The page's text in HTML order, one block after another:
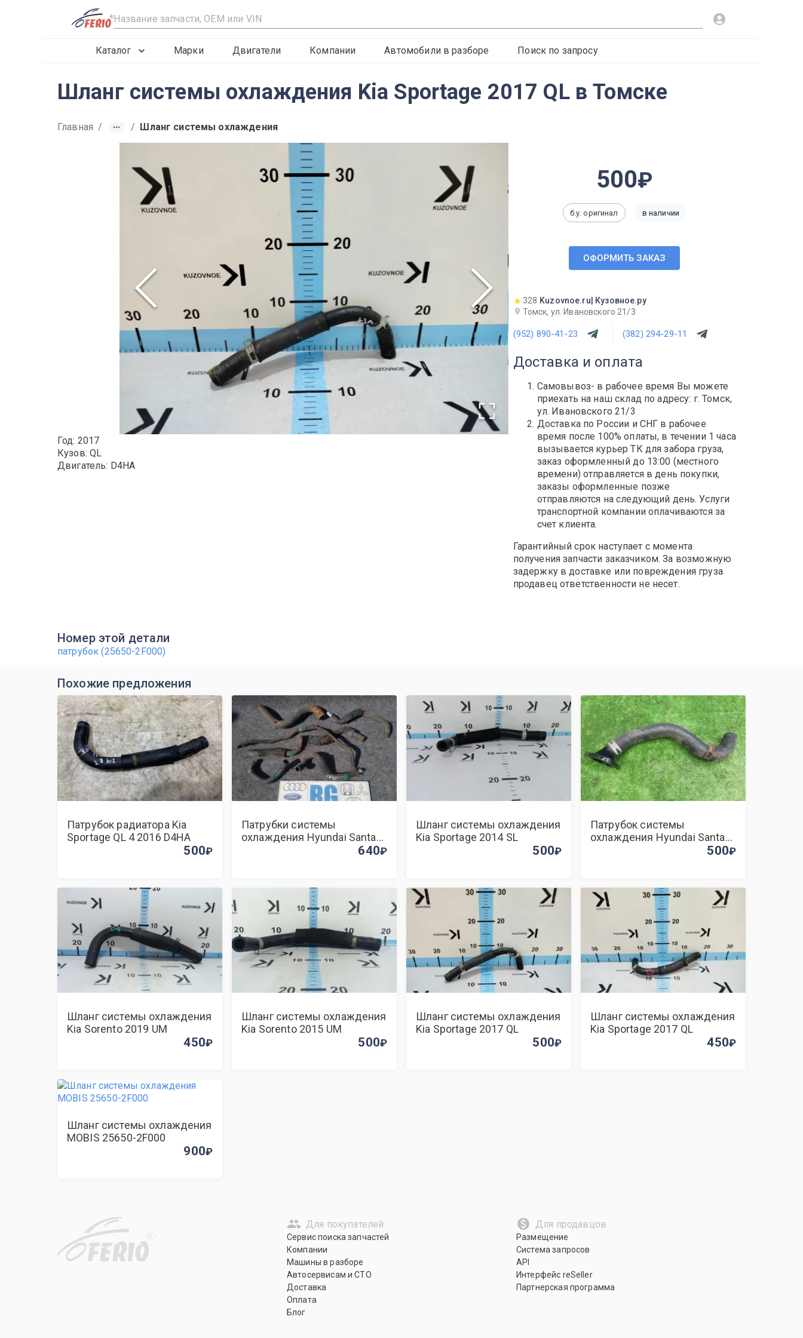
R
Каталог Марки Двигатели Компании Автомобили в разборе Поиск по запросу
Шланг системы охлаждения Kia Sportage 2017 QL в Томске
Главная / / Шланг системы охлаждения
Год: 2017
Кузов: QL
Двигатель: D4HA
500
б.у. оригинал в наличии
ОФОРМИТЬ ЗАКАЗ
328 Kuzovnoe.ru| Кузовное.ру
Томск, ул. Ивановского 21/3
(952) 890-41-23 (382) 294-29-11
Доставка и оплата
Самовывоз- в рабочее время Вы можете
приехать на наш склад по адресу: г. Томск,
ул. Ивановского 21/3
Доставка по России и СНГ в рабочее
время после 100% оплаты, в течении 1 часа
вызывается курьер ТК для забора груза,
заказ оформленный до 13:00 (местного
времени) отправляется в день покупки,
заказы оформленные позже
отправляются на следующий день. Услуги
транспортной компании оплачиваются за
счет клиента.
Гарантийный срок наступает с момента
получения запчасти заказчиком. За возможную
задержку в доставке или повреждения груза
продавец ответственности не несет.
Номер этой детали
патрубок (25650-2F000)
Похожие предложения
Патрубок радиатора Kia
Sportage QL 4 2016 D4HA
500
Патрубки системы
охлаждения Hyundai Santa
640
Шланг системы охлаждения
Kia Sportage 2014 SL
500
Патрубок системы
охлаждения Hyundai Santa
500
Шланг системы охлаждения
Kia Sorento 2019 UM
450
Шланг системы охлаждения
Kia Sorento 2015 UM
500
Шланг системы охлаждения
Kia Sportage 2017 QL
500
Шланг системы охлаждения
Kia Sportage 2017 QL
450
Шланг системы охлаждения
MOBIS 25650-2F000
900
R
Для покупателей
Сервис поиска запчастей
Компании
Машины в разборе
Автосервисам и СТО
Доставка
Оплата
Блог
Для продавцов
Размещение
Система запросов
API
Интерфейс reSeller
Партнерская программа